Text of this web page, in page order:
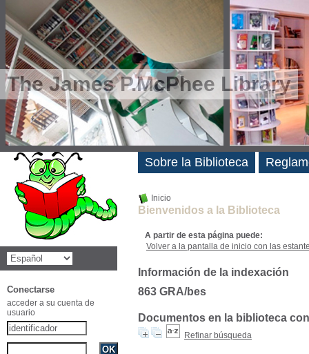
The James P.McPhee Library
Inicio
Bienvenidos a la Biblioteca
A partir de esta página puede:
Volver a la pantalla de inicio con las
Información de la indexación
863 GRA/bes
Documentos en la biblioteca
Refinar búsqueda
Sobre la Biblioteca
Novedades
Conectarse
acceder a su cuenta de
usuario